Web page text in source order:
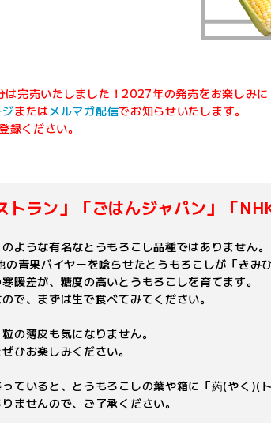
完売いたしました！2027年の発売をお楽しみに
またはメルマガ配信でお知らせいたします。
録ください。
ラン」「ごはんジャパン」「
ような有名なとうもろこし品種ではありません。
青果バイヤーを唸らせたとうもろこしが「きみひ
暖差が、糖度の高いとうもろこしを育てます。
で、まずは生で食べてみてください。
の薄皮も気になりません。
ひお楽しみください。
ていると、とうもろこしの葉や箱に「葯(やく)(
ませんので、ご了承ください。